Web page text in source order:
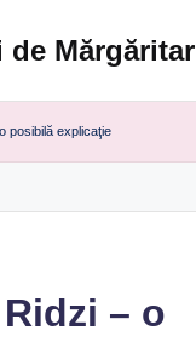
Mărgăritar
posibilă explicaţie
– o